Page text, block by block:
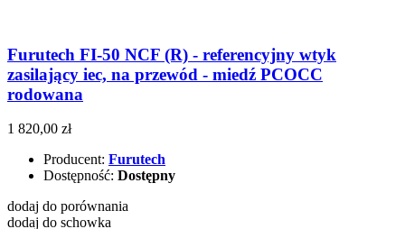
Furutech FI-50 NCF (R) - referencyjny wtyk
zasilający iec, na przewód - miedź PCOCC
rodowana
1 820,00 zł
Producent: Furutech
Dostępność: Dostępny
dodaj do porównania
dodaj do schowka